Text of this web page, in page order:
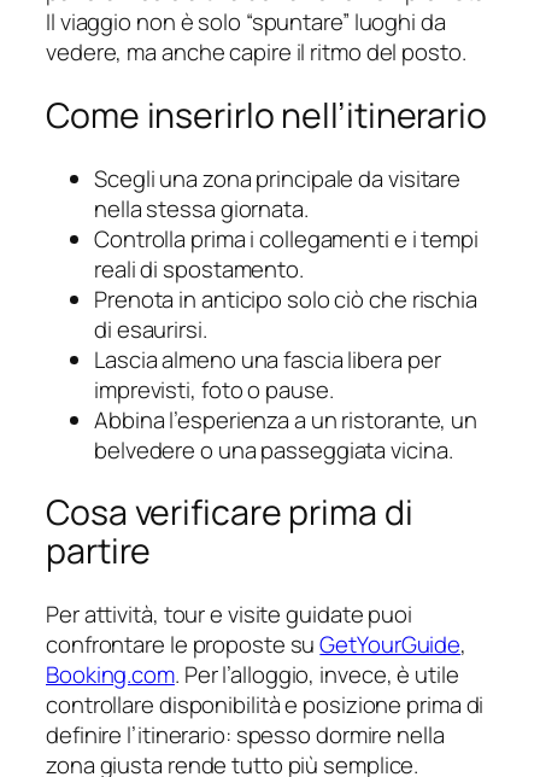
Il viaggio non è solo “spuntare” luoghi da
vedere, ma anche capire il ritmo del posto.
Come inserirlo nell’itinerario
Scegli una zona principale da visitare
nella stessa giornata.
Controlla prima i collegamenti e i tempi
reali di spostamento.
Prenota in anticipo solo ciò che rischia
di esaurirsi.
Lascia almeno una fascia libera per
imprevisti, foto o pause.
Abbina l’esperienza a un ristorante, un
belvedere o una passeggiata vicina.
Cosa verificare prima di
partire
Per attività, tour e visite guidate puoi
confrontare le proposte suGetYourGuide,
Booking.com. Per l’alloggio, invece, è utile
controllare disponibilità e posizione prima di
definire l’itinerario: spesso dormire nella
zona giusta rende tutto più semplice.